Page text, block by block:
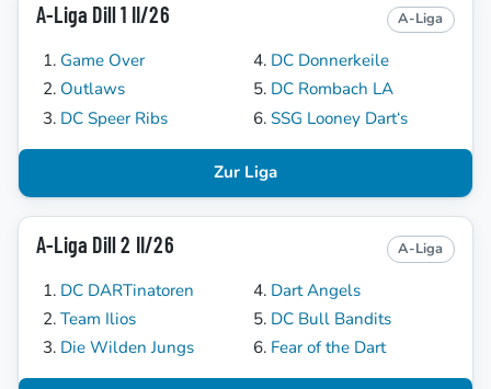
A-Liga Dill 1 II/26 A-Liga
Game Over
Outlaws
DC Speer Ribs
DC Donnerkeile
DC Rombach LA
SSG Looney Dart‘s
Zur Liga
A-Liga Dill 2 II/26 A-Liga
DC DARTinatoren
Team Ilios
Die Wilden Jungs
Dart Angels
DC Bull Bandits
Fear of the Dart